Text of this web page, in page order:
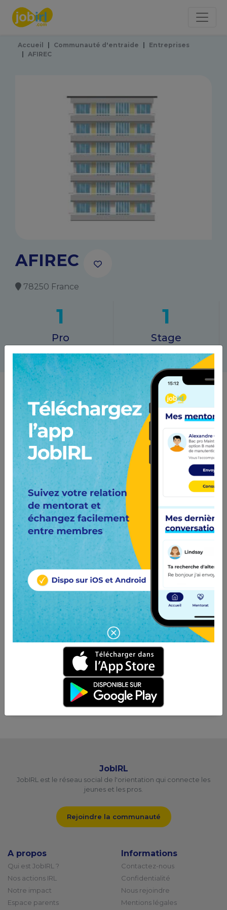
Accueil Communauté d'entraide
Entreprises
AFIREC
AFIREC
78250 France
1
Pro
1
Stage
Les pros qui y travaillent
Contacte-les et pose leur tes questions !
Séverine C.
Comptable
Les offres de stage
N'hésite pas à postuler !
Stage Assistant(e) comptable
AFIREC
1 à Hardricourt (78)
Bonjour,Nous recherchons actuellement
un(e) stagiaire Assistant(e) comptable.Missions...
JobIRL
JobIRL est le réseau social de l'orientation qui connecte les
jeunes et les pros.
Rejoindre la communauté
A propos
Qui est JobIRL ?
Nos actions IRL
Notre impact
Espace parents
Informations
Contactez-nous
Confidentialité
Nous rejoindre
Mentions légales
Panneau de gestion des cookies